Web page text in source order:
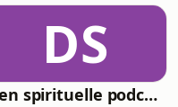
DS
Den spirituelle podcast